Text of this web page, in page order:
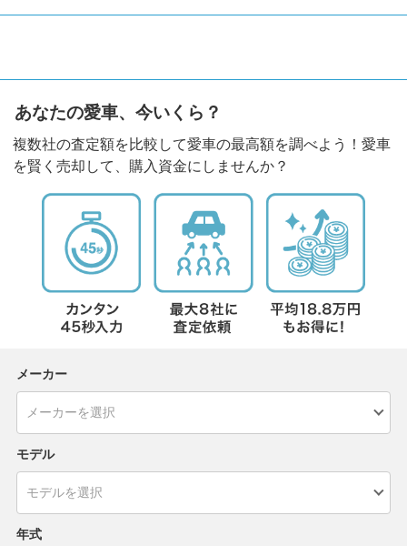
あなたの愛車、今いくら？
複数社の査定額を比較して愛車の最高額を調べよう！愛車
を賢く売却して、購入資金にしませんか？
メーカー
モデル
年式